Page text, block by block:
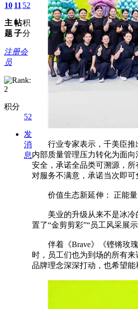
10
主
题
11
帖
子
52
积
分
注册会
员
积分
52
发
消
息
行业专家表示，千美臣推出
内部质量管理压力转化为面
安全，承诺全品类可溯源，
对服务不满意，承诺当次即
价值生态新延伸： 正能量
美业的升级从来不是冰冷的
置了“金剪剪彩”“员工风采展
伴着《Brave》《铿锵玫瑰
时，员工们也为到场的所有
品牌理念深深打动，也希望能